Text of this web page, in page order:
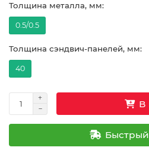
Толщина металла, мм:
0.5/0.5
Толщина сэндвич-панелей, мм:
40
В
Быстрый